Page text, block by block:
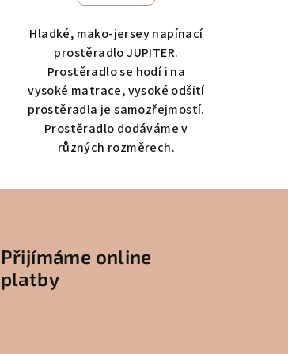
Hladké, mako-jersey napínací
prostěradlo JUPITER.
Prostěradlo se hodí i na
vysoké matrace, vysoké odšití
prostěradla je samozřejmostí.
Prostěradlo dodáváme v
různých rozměrech.
Přijímáme online
platby